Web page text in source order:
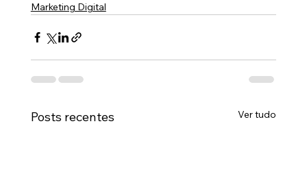
Marketing Digital
Posts recentes Ver tudo